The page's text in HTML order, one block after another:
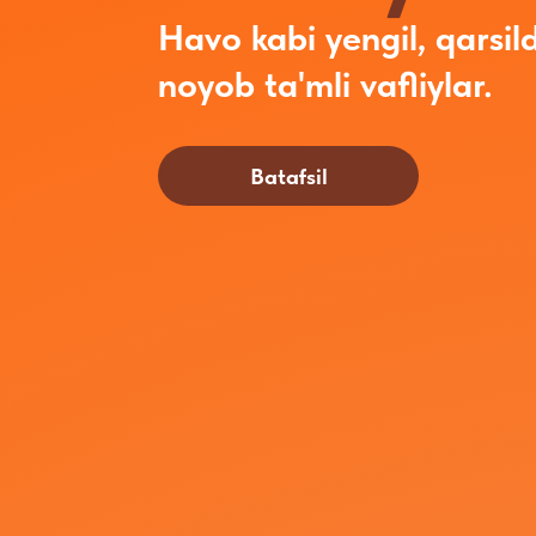
Havo kabi yengil,
noyob ta'mli vafliylar.
Batafsil